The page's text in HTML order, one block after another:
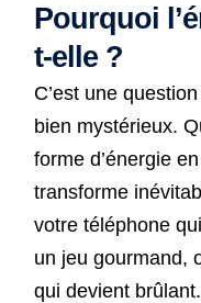
Pourquoi
t-elle ?
C’est une
bien mystérieux.
forme d’énergie
transforme
votre téléphone
un jeu gourmand,
qui devient